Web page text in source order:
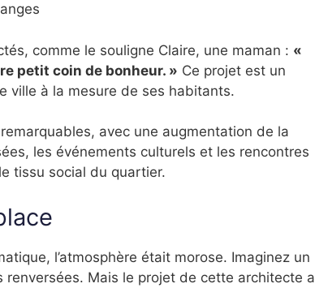
comme le souligne Claire, une maman : «
petit coin de bonheur. » Ce projet est un
ville à la mesure de ses habitants.
avec une augmentation de la
les événements culturels et les rencontres
tissu social du quartier.
l’atmosphère était morose. Imaginez un
Mais le projet de cette architecte a